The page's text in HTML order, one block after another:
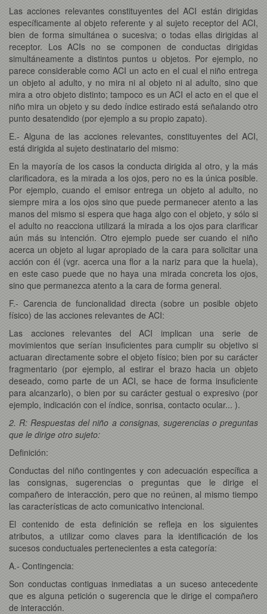
Las acciones relevantes constituyentes del ACI están dirigidas
específicamente al objeto referente y al sujeto receptor del ACI,
bien de forma simultánea o sucesiva; o todas ellas dirigidas al
receptor. Los ACIs no se componen de conductas dirigidas
simultáneamente a distintos puntos u objetos. Por ejemplo, no
parece considerable como ACI un acto en el cual el niño entrega
un objeto al adulto, y no mira ni al objeto ni al adulto, sino que
mira a otro objeto distinto; tampoco es un ACI el acto en el que el
niño mira un objeto y su dedo índice estirado está señalando otro
punto desatendido (por ejemplo a su propio zapato).
E.- Alguna de las acciones relevantes, constituyentes del ACI,
está dirigida al sujeto destinatario del mismo:
En la mayoría de los casos la conducta dirigida al otro, y la más
clarificadora, es la mirada a los ojos, pero no es la única posible.
Por ejemplo, cuando el emisor entrega un objeto al adulto, no
siempre mira a los ojos sino que puede permanecer atento a las
manos del mismo si espera que haga algo con el objeto, y sólo si
el adulto no reacciona utilizará la mirada a los ojos para clarificar
aún más su intención. Otro ejemplo puede ser cuando el niño
acerca un objeto al lugar apropiado de la cara para solicitar una
acción con él (vgr. acerca una flor a la nariz para que la huela),
en este caso puede que no haya una mirada concreta los ojos,
sino que permanezca atento a la cara de forma general.
F.- Carencia de funcionalidad directa (sobre un posible objeto
físico) de las acciones relevantes de ACI:
Las acciones relevantes del ACI implican una serie de
movimientos que serían insuficientes para cumplir su objetivo si
actuaran directamente sobre el objeto físico; bien por su carácter
fragmentario (por ejemplo, al estirar el brazo hacia un objeto
deseado, como parte de un ACI, se hace de forma insuficiente
para alcanzarlo), o bien por su carácter gestual o expresivo (por
ejemplo, indicación con el índice, sonrisa, contacto ocular... ).
2. R: Respuestas del niño a consignas, sugerencias o preguntas
que le dirige otro sujeto:
Definición:
Conductas del niño contingentes y con adecuación específica a
las consignas, sugerencias o preguntas que le dirige el
compañero de interacción, pero que no reúnen, al mismo tiempo
las características de acto comunicativo intencional.
El contenido de esta definición se refleja en los siguientes
atributos, a utilizar como claves para la identificación de los
sucesos conductuales pertenecientes a esta categoría:
A.- Contingencia:
Son conductas contiguas inmediatas a un suceso antecedente
que es alguna petición o sugerencia que le dirige el compañero
de interacción.